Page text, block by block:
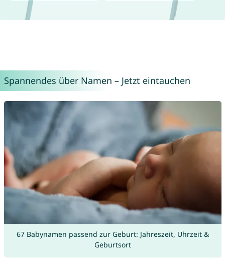
Spannendes über Namen – Jetzt eintauchen
67 Babynamen passend zur Geburt: Jahreszeit, Uhrzeit &
Geburtsort